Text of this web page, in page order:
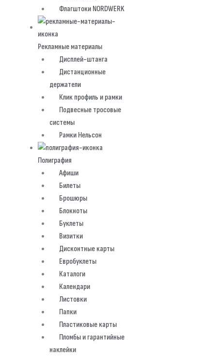
Флагштоки NORDWERK
Рекламные материалы
Дисплей-штанга
Дистанционные
держатели
Клик профиль и рамки
Подвесные тросовые
системы
Рамки Нельсон
Полиграфия
Афиши
Билеты
Брошюры
Блокноты
Буклеты
Визитки
Дисконтные карты
Евробуклеты
Каталоги
Календари
Листовки
Папки
Пластиковые карты
Пломбы и гарантийные
наклейки